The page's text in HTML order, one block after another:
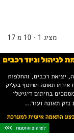
מציג 1 - 10 מ 17